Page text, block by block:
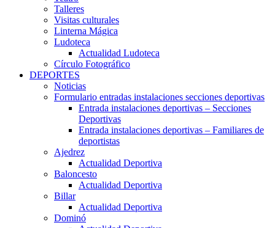
Talleres
Visitas culturales
Linterna Mágica
Ludoteca
Actualidad Ludoteca
Círculo Fotográfico
DEPORTES
Noticias
Formulario entradas instalaciones secciones deportivas
Entrada instalaciones deportivas – Secciones
Deportivas
Entrada instalaciones deportivas – Familiares de
deportistas
Ajedrez
Actualidad Deportiva
Baloncesto
Actualidad Deportiva
Billar
Actualidad Deportiva
Dominó